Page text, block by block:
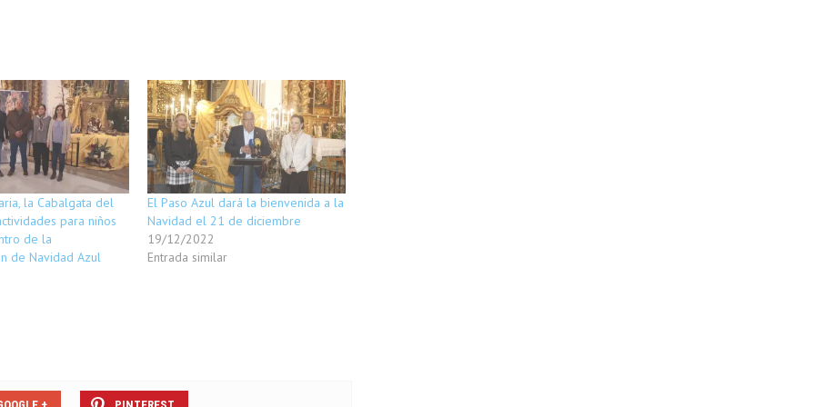
la Cabalgata del
para niños
de la
de Navidad Azul
El Paso Azul dará la bienvenida a la
Navidad el 21 de diciembre
19/12/2022
Entrada similar